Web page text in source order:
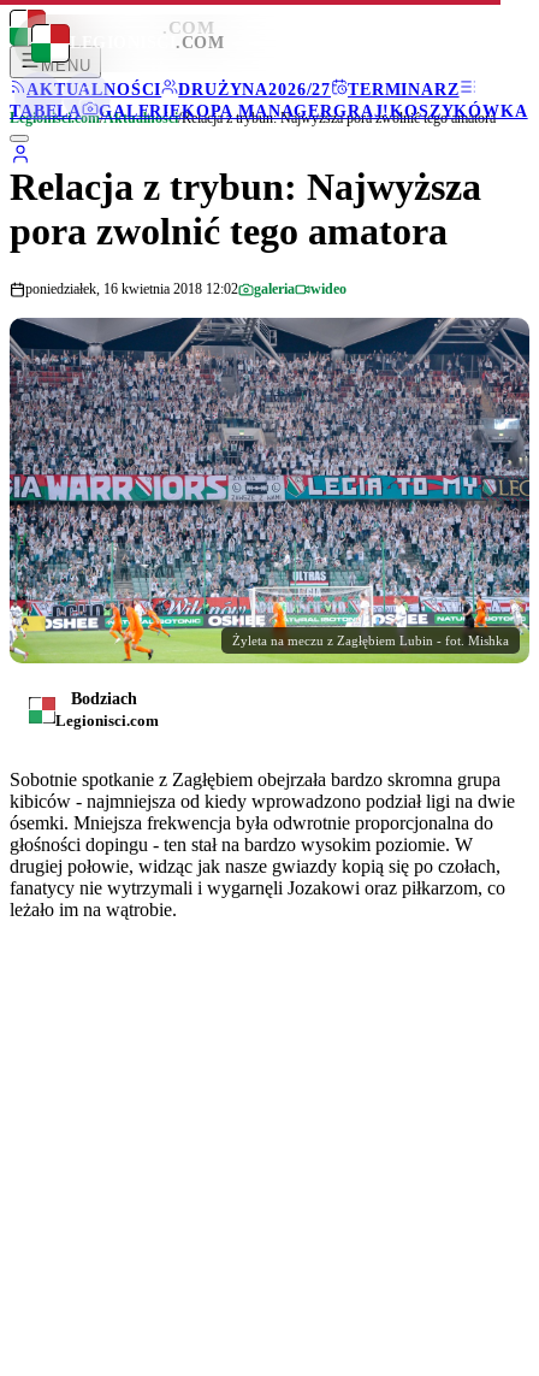
LEGIONISCI .COM
MENU
AKTUALNOŚCI
DRUŻYNA2026/27
TERMINARZ
TABELA
GALERIEKOPA MANAGERGRAJ!KOSZYKÓWKA
LEGIONISCI .COM
Legionisci.com/Aktualności/Relacja z trybun: Najwyższa pora zwolnić tego amatora
Relacja z trybun: Najwyższa
pora zwolnić tego amatora
poniedziałek, 16 kwietnia 2018 12:02 galeria wideo
Żyleta na meczu z Zagłębiem Lubin - fot. Mishka
Bodziach
Legionisci.com
Sobotnie spotkanie z Zagłębiem obejrzała bardzo skromna grupa
kibiców - najmniejsza od kiedy wprowadzono podział ligi na dwie
ósemki. Mniejsza frekwencja była odwrotnie proporcjonalna do
głośności dopingu - ten stał na bardzo wysokim poziomie. W
drugiej połowie, widząc jak nasze gwiazdy kopią się po czołach,
fanatycy nie wytrzymali i wygarnęli Jozakowi oraz piłkarzom, co
leżało im na wątrobie.